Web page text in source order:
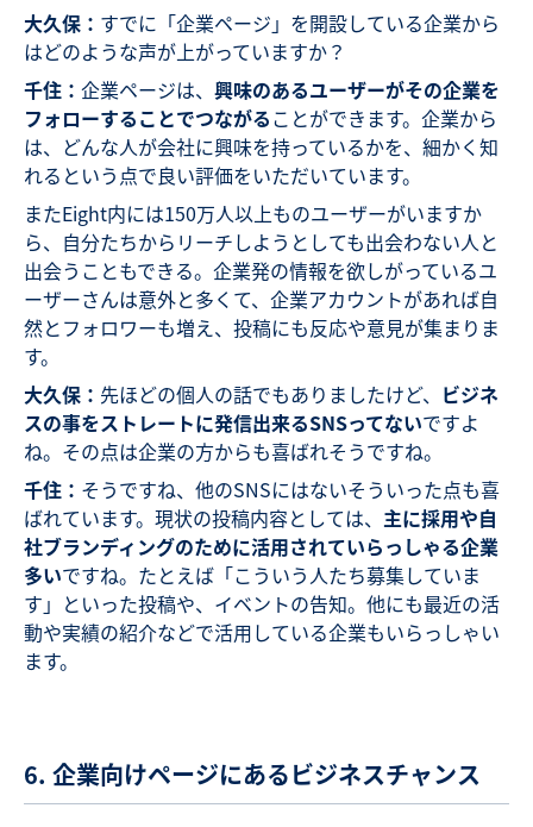
大久保： すでに「企業ページ」を開設している企業から
はどのような声が上がっていますか？
千住： 企業ページは、 興味のあるユーザーがその企業を
フォローすることでつながることができます。企業から
は、どんな人が会社に興味を持っているかを、細かく知
れるという点で良い評価をいただいています。
またEight内には150万人以上ものユーザーがいますか
ら、自分たちからリーチしようとしても出会わない人と
出会うこともできる。企業発の情報を欲しがっているユ
ーザーさんは意外と多くて、企業アカウントがあれば自
然とフォロワーも増え、投稿にも反応や意見が集まりま
す。
大久保： 先ほどの個人の話でもありましたけど、 ビジネ
スの事をストレートに発信出来るSNSってないですよ
ね。その点は企業の方からも喜ばれそうですね。
千住： そうですね、他のSNSにはないそういった点も喜
ばれています。現状の投稿内容としては、 主に採用や自
社ブランディングのために活用されていらっしゃる企業
多いですね。たとえば「こういう人たち募集していま
す」といった投稿や、イベントの告知。他にも最近の活
動や実績の紹介などで活用している企業もいらっしゃい
ます。
6. 企業向けページにあるビジネスチャンス